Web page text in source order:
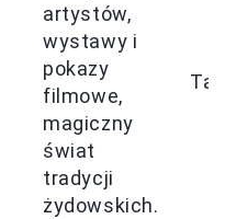
artystów,
wystawy i
pokazy
filmowe,
magiczny
świat
tradycji
żydowskich.
Tak